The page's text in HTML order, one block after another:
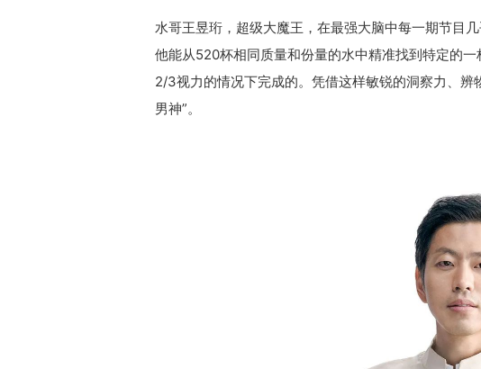
水哥王昱珩，超级大魔王，在最强大脑中每一期节目
他能从520杯相同质量和份量的水中精准找到特定的
2/3视力的情况下完成的。凭借这样敏锐的洞察力、辨
男神”。